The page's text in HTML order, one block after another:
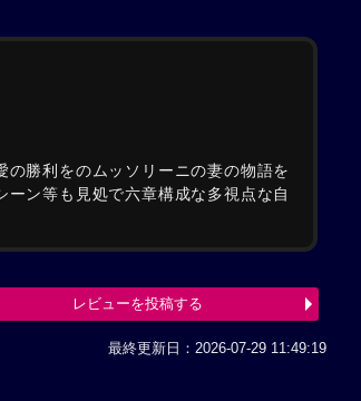
勝利をのムッソリーニの妻の物語を
ン等も見処で六章構成な多視点な自
レビューを投稿する
最終更新日：2026-07-29 11:49:19